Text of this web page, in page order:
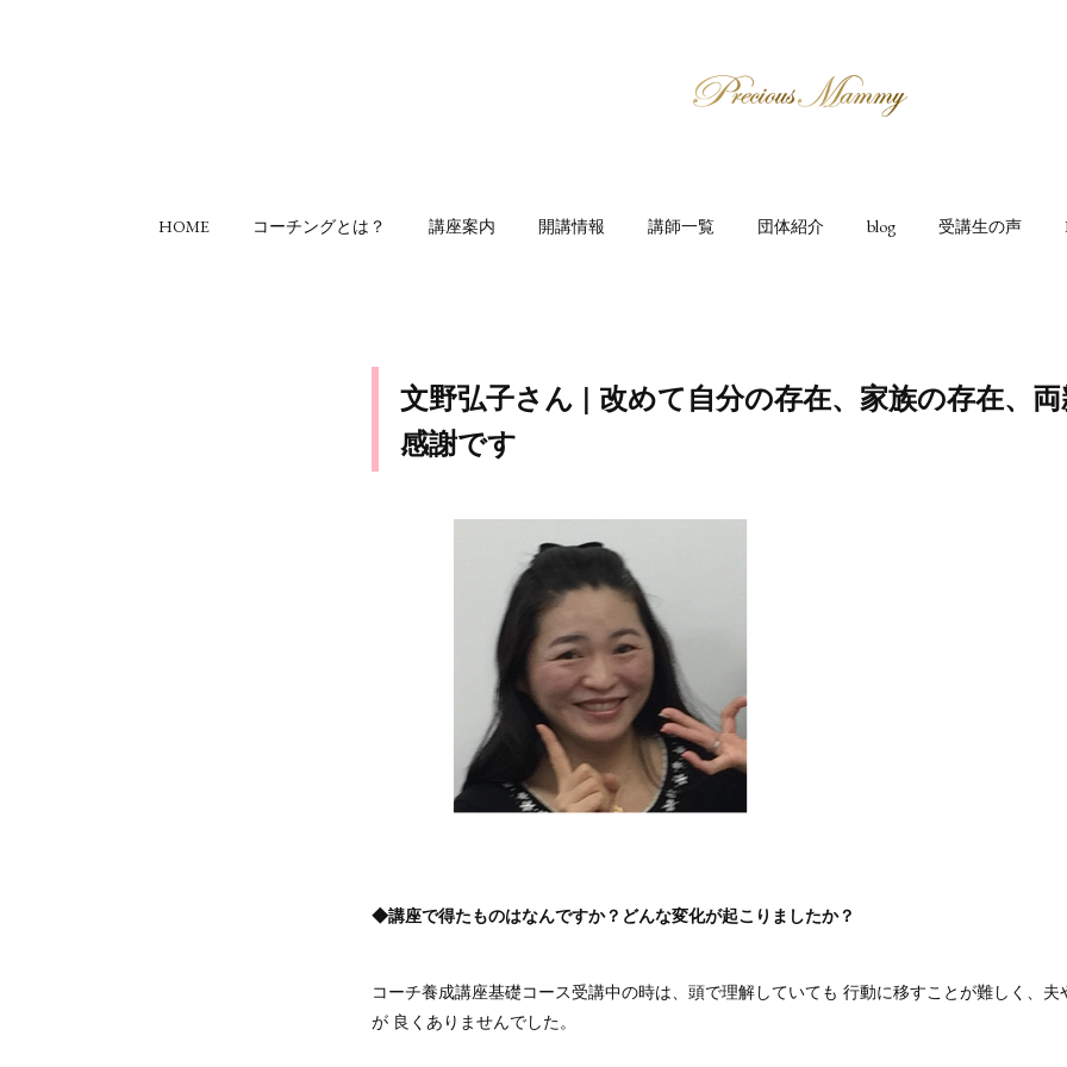
HOME コーチングとは？ 講座案内 開講情報 講師一覧 団体紹介 blog 受講生の声
文野弘子さん | 改めて自分の存在、家族の存在、
感謝です
◆講座で得たものはなんですか？ どんな変化が起こりましたか？
コーチ養成講座基礎コース受講中の時は、頭で理解していても 行動に移すことが難しく、
が 良くありませんでした。